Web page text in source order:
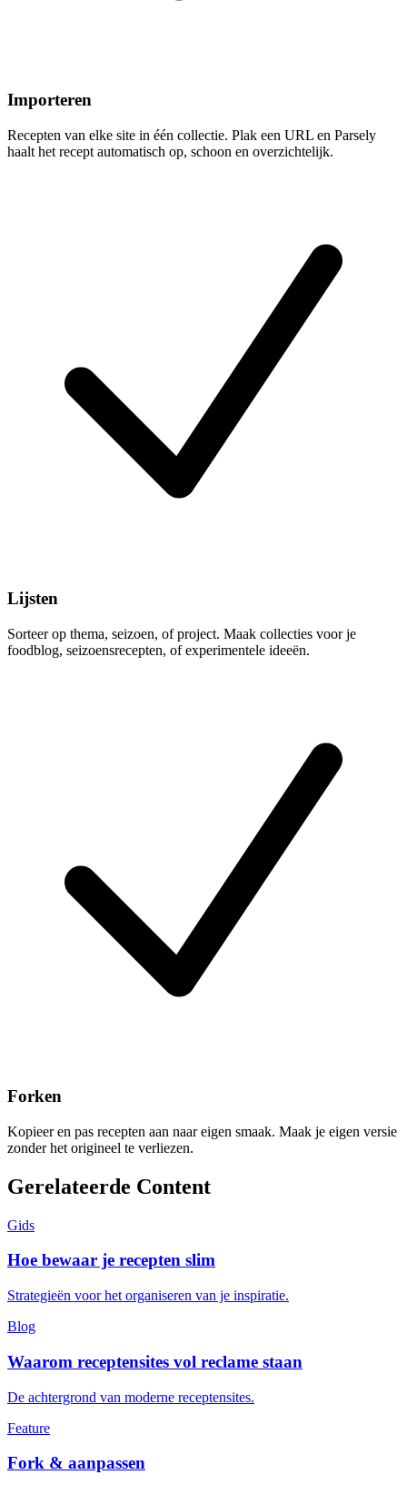
Importeren
Recepten van elke site in één collectie. Plak een URL en Parsely
haalt het recept automatisch op, schoon en overzichtelijk.
Lijsten
Sorteer op thema, seizoen, of project. Maak collecties voor je
foodblog, seizoensrecepten, of experimentele ideeën.
Forken
Kopieer en pas recepten aan naar eigen smaak. Maak je eigen versie
zonder het origineel te verliezen.
Gerelateerde Content
Gids
Hoe bewaar je recepten slim
Strategieën voor het organiseren van je inspiratie.
Blog
Waarom receptensites vol reclame staan
De achtergrond van moderne receptensites.
Feature
Fork & aanpassen